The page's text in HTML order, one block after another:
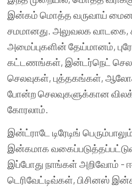
இன்கம் மொத்த வருவாய்
சமமானது. அலுவலக வாடகை,
அமைப்புகளின் தேய்மானம்,
கட்டணங்கள், இன்டர்நெட்
செலவுகள், புத்தகங்கள்,
போன்ற செலவுகளுக்கான
கோரலாம்.
இன்ட்ராடே டிரேடிங்
இன்கமாக
இப்போது நாங்கள் அறிவோம் -
டெரிவேட்டிவ்கள், பிசினஸ்